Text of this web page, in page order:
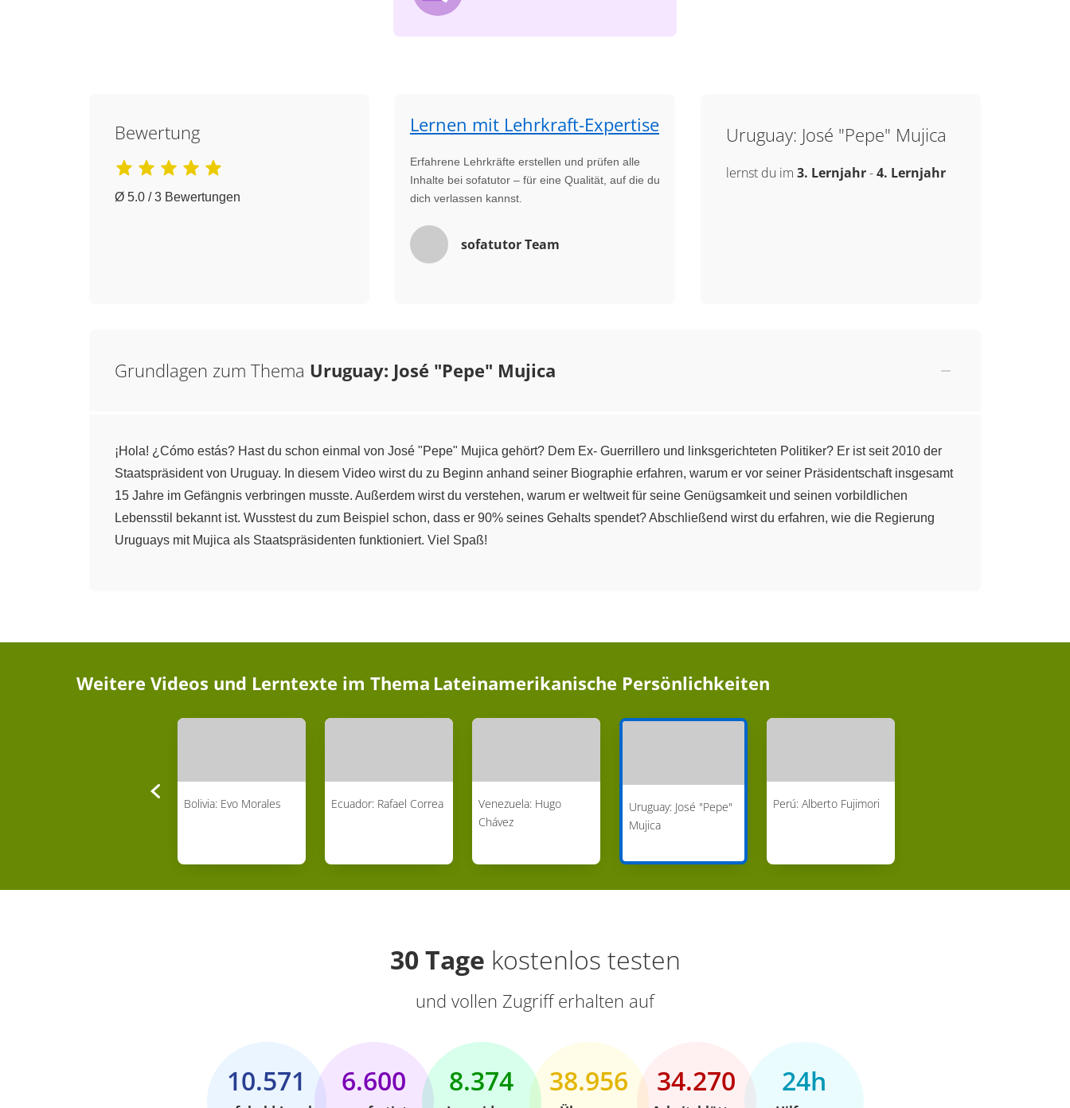
Bewertung
Ø 5.0 / 3 Bewertungen
Lernen mit Lehrkraft-Expertise
Erfahrene Lehrkräfte erstellen und prüfen alle
Inhalte bei sofatutor – für eine Qualität, auf die du
dich verlassen kannst.
sofatutor Team
Uruguay: José "Pepe" Mujica
lernst du im 3. Lernjahr-4. Lernjahr
Grundlagen zum Thema Uruguay: José "Pepe" Mujica
¡Hola! ¿Cómo estás? Hast du schon einmal von José "Pepe" Mujica gehört? Dem Ex- Guerrillero und linksgerichteten Politiker? Er ist seit 2010 der
Staatspräsident von Uruguay. In diesem Video wirst du zu Beginn anhand seiner Biographie erfahren, warum er vor seiner Präsidentschaft insgesamt
15 Jahre im Gefängnis verbringen musste. Außerdem wirst du verstehen, warum er weltweit für seine Genügsamkeit und seinen vorbildlichen
Lebensstil bekannt ist. Wusstest du zum Beispiel schon, dass er 90% seines Gehalts spendet? Abschließend wirst du erfahren, wie die Regierung
Uruguays mit Mujica als Staatspräsidenten funktioniert. Viel Spaß!
Weitere Videos und Lerntexte im Thema Lateinamerikanische Persönlichkeiten
Bolivia: Evo Morales Ecuador: Rafael Correa
Venezuela: Hugo
Chávez
Uruguay: José "Pepe"
Mujica
Perú: Alberto Fujimori
30 Tage kostenlos testen
und vollen Zugriff erhalten auf
10.571 6.600 8.374 38.956 34.270 24h